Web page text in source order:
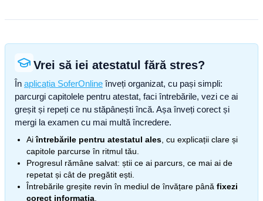
Vrei să iei atestatul fără stres?
În aplicația SoferOnline înveți organizat, cu pași simpli:
parcurgi capitolele pentru atestat, faci întrebările, vezi ce ai
greșit și repeți ce nu stăpânești încă. Așa înveți corect și
mergi la examen cu mai multă încredere.
Aiîntrebările pentru atestatul ales , cu explicații clare și
capitole parcurse în ritmul tău.
Progresul rămâne salvat: știi ce ai parcurs, ce mai ai de
repetat și cât de pregătit ești.
Întrebările greșite revin în mediul de învățare până fixezi
corect informația